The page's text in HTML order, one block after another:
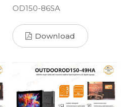
OD150-86SA
Download